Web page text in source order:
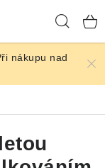
nákupu nad